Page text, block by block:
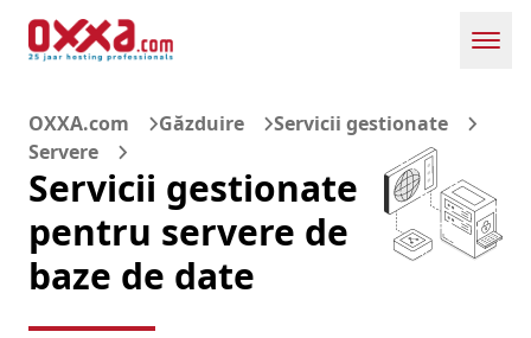
OXXA.com Găzduire
Servicii gestionate
Servere
Servicii gestionate
pentru servere de
baze de date